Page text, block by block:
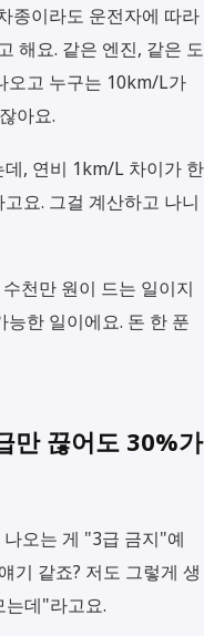
종이라도 운전자에 따라
해요. 같은 엔진, 같은 도
오고 누구는 10km/L가
아요.
, 연비 1km/L 차이가 한
요. 그걸 계산하고 나니
천만 원이 드는 일이지
한 일이에요. 돈 한 푼
만 끊어도 30%가
오는 게 "3급 금지"예
기 같죠? 저도 그렇게 생
는데"라고요.